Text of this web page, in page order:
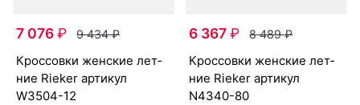
7 076₽ 9 434₽
крос­совки женс­кие лет­
ние Ri­eker артикул
W3504-12
6 367₽ 8 489₽
крос­совки женс­кие лет­
ние Ri­eker артикул
N4340-80